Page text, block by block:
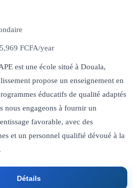
FCFA/year
est une école situé à Douala,
propose un enseignement en
éducatifs de qualité adaptés
nous engageons à fournir un
favorable, avec des
et un personnel qualifié dévoué à la
Détails